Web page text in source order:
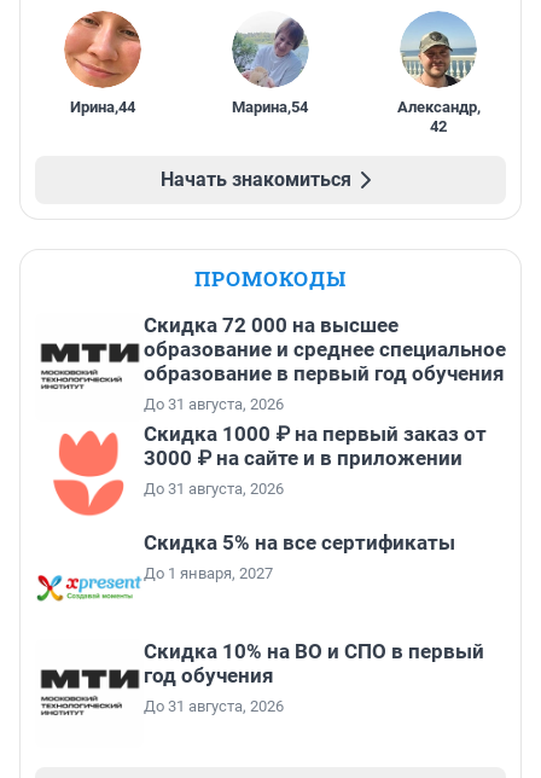
Ирина,44 Марина,54 Александр,
42
Начать знакомиться
ПРОМОКОДЫ
Скидка 72 000 на высшее
образование и среднее специальное
образование в первый год обучения
До 31 августа, 2026
Скидка 1000 ₽ на первый заказ от
3000 ₽ на сайте и в приложении
До 31 августа, 2026
Скидка 5% на все сертификаты
До 1 января, 2027
Скидка 10% на ВО и СПО в первый
год обучения
До 31 августа, 2026